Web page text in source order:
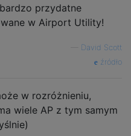
przydatne
w Airport Utility!
David Scott
źródło
w rozróżnieniu,
wiele AP z tym samym